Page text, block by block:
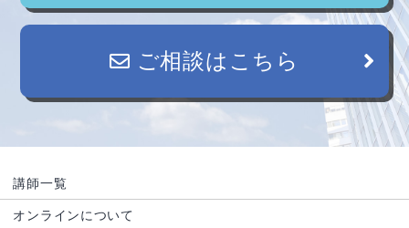
ご相談はこちら
講師一覧
オンラインについて